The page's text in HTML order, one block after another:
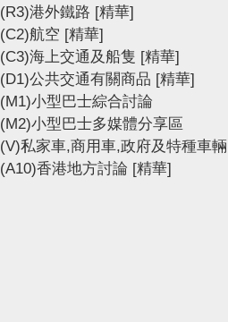
(R3)港外鐵路 [精華]
(C2)航空 [精華]
(C3)海上交通及船隻 [精華]
(D1)公共交通有關商品 [精華]
(M1)小型巴士綜合討論
(M2)小型巴士多媒體分享區
(V)私家車,商用車,政府及特種車輛
(A10)香港地方討論 [精華]